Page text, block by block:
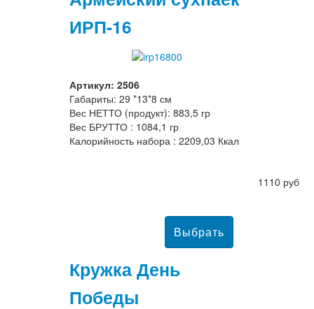
ИРП-16
Артикул: 2506
Габариты: 29 *13*8 см
Вес НЕТТО (продукт): 883,5 гр
Вес БРУТТО : 1084,1 гр
Калорийность набора : 2209,03 Ккал
1110 руб
Кружка День
Победы